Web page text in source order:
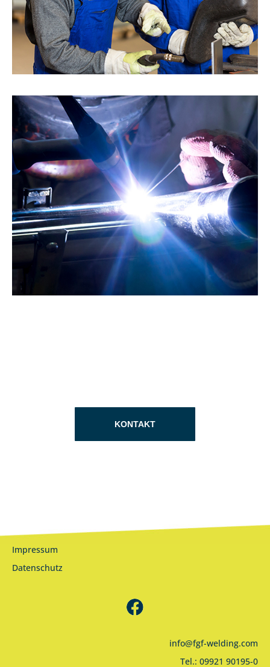
KONTAKT
Impressum
Datenschutz
info@fgf-welding.com
Tel.: 09921 90195-0